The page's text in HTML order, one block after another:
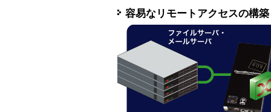
容易なリモートアクセスの構築